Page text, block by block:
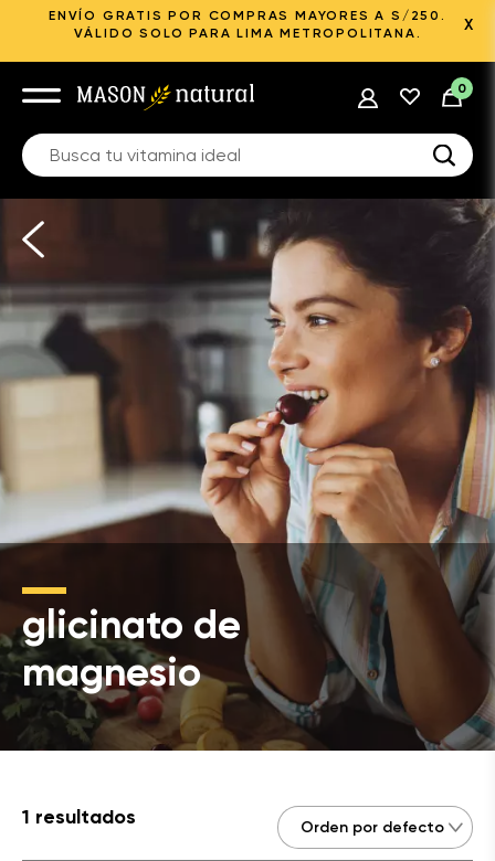
ENVÍO GRATIS POR COMPRAS MAYORES A S/250.
VÁLIDO SOLO PARA LIMA METROPOLITANA.
X
0
glicinato de
magnesio
1 resultados